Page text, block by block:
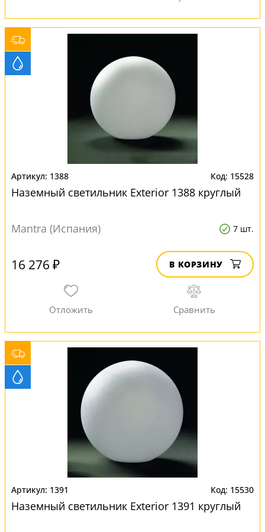
1388 15528
Наземный светильник Exterior 1388 круглый
Mantra (Испания) 7 шт.
16 276 ₽ В КОРЗИНУ
1391 15530
Наземный светильник Exterior 1391 круглый